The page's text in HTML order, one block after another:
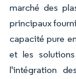
marché des
principaux
capacité pure
et les
l'intégration